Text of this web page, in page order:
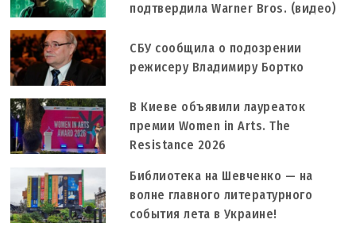
подтвердила Warner Bros. (видео)
СБУ сообщила о подозрении
режисеру Владимиру Бортко
В Киеве объявили лауреаток
премии Women in Arts. The
Resistance 2026
Библиотека на Шевченко — на
волне главного литературного
события лета в Украине!